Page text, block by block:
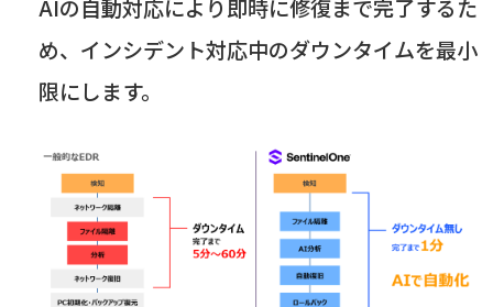
AIの自動対応により即時に修復まで完了するた
め、インシデント対応中のダウンタイムを最小
限にします。